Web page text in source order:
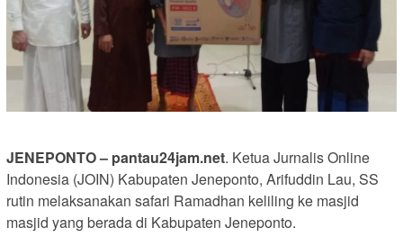
JENEPONTO – pantau24jam.net. Ketua Jurnalis Online
Indonesia (JOIN) Kabupaten Jeneponto, Arifuddin Lau, SS
rutin melaksanakan safari Ramadhan keliling ke masjid
masjid yang berada di Kabupaten Jeneponto.